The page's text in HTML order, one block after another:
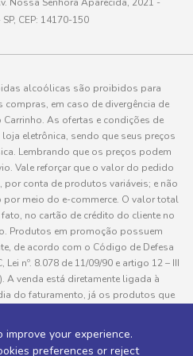
your experience.
preferences or reject
CEP: 14170-150
alcoólicas são proibidos para
compras, em caso de divergência de
As ofertas e condições de
eletrônica, sendo que seus preços
Lembrando que os preços podem
Vale reforçar que o valor do pedido
conta de produtos variáveis; e não
meio do e-commerce. O valor total
no cartão de crédito do cliente no
Produtos em promoção possuem
de acordo com o Código de Defesa
nº. 8.078 de 11/09/90 e artigo 12 – III
A venda está diretamente ligada à
do faturamento, já os produtos que
entregue e o valor do item não será